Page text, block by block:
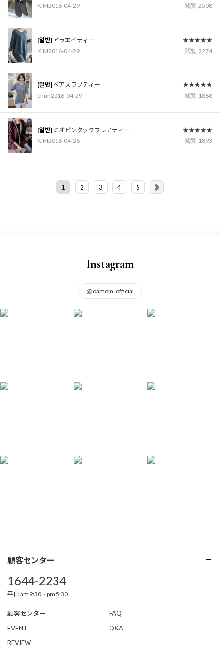
KIM2016-04-29 閲覧 2508
[일반] アラエイティー
★★★★★
KIM2016-04-29 閲覧 2274
[일반] ベアスラブティー
★★★★★
chun2016-04-29 閲覧 1888
[일반] ミオピンタックフレアティー
★★★★★
KIM2016-04-28 閲覧 1893
1 2 3 4 5
Instagram
@joamom_official
顧客センター
1644-2234
平日 am 9:30 ~ pm 5:30
顧客センター
FAQ
EVENT
Q&A
REVIEW